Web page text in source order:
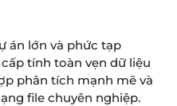
án lớn và phức tạp
tính toàn vẹn dữ liệu
phân tích mạnh mẽ và
file chuyên nghiệp.